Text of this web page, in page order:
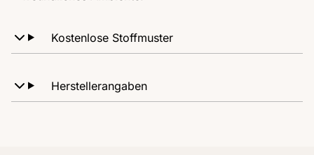
Kostenlose Stoffmuster
Herstellerangaben